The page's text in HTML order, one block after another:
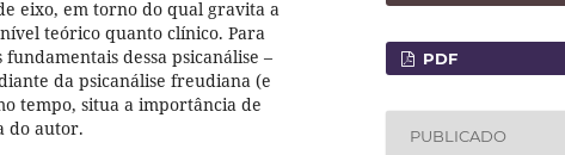
eixo, em torno do qual gravita a
teórico quanto clínico. Para
dessa psicanálise –
da psicanálise freudiana (e
tempo, situa a importância de
do autor.
PDF
PUBLICADO